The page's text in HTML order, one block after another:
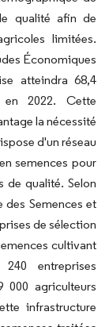
qualité afin de
limitées.
Économiques
atteindra 68,4
2022. Cette
la nécessité
d'un réseau
semences pour
de qualité. Selon
des Semences et
de sélection
cultivant
entreprises
000 agriculteurs
infrastructure